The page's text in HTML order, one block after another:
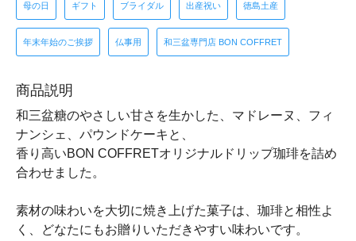
母の日 ギフト ブライダル 出産祝い 徳島土産
年末年始のご挨拶 仏事用 和三盆専門店 BON COFFRET
商品説明
和三盆糖のやさしい甘さを生かした、マドレーヌ、フィ
ナンシェ、パウンドケーキと、
香り高いBON COFFRETオリジナルドリップ珈琲を詰め
合わせました。
素材の味わいを大切に焼き上げた菓子は、珈琲と相性よ
く、どなたにもお贈りいただきやすい味わいです。